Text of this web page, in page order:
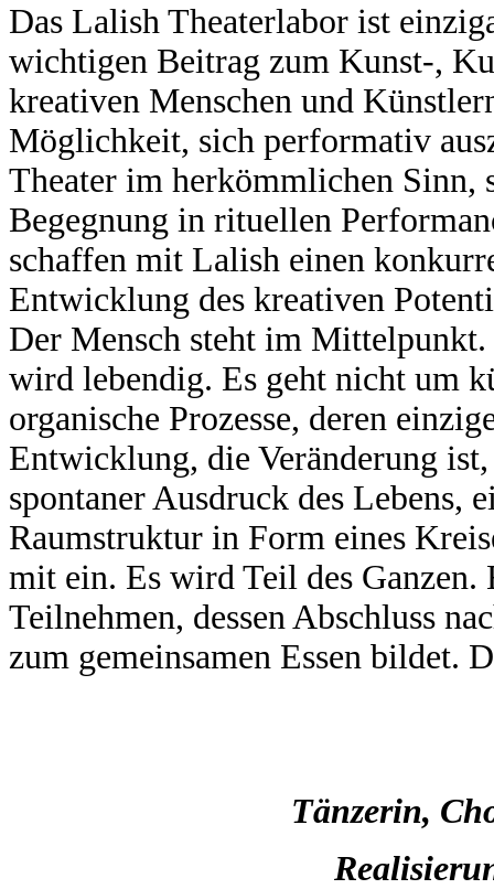
Das Lalish Theaterlabor ist
wichtigen Beitrag zum Kunst-,
kreativen Menschen und
Möglichkeit, sich performativ
Theater im herkömmlichen
Begegnung in rituellen
schaffen mit Lalish einen
Entwicklung des kreativen
Der Mensch steht im Mittelpunkt.
wird lebendig. Es geht nicht um
organische Prozesse, deren
Entwicklung, die Veränderung
spontaner Ausdruck des
Raumstruktur in Form eines
mit ein. Es wird Teil des Ganzen.
Teilnehmen, dessen Abschluss
zum gemeinsamen Essen bildet.
Tänzerin,